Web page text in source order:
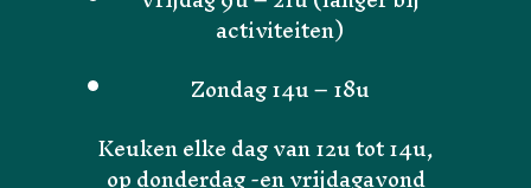
activiteiten)
Zondag 14u – 18u
Keuken elke dag van 12u tot 14u,